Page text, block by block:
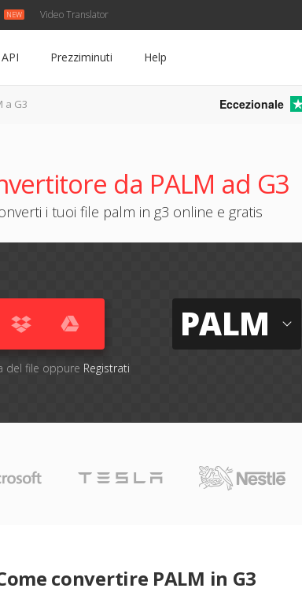
Video Translator
API Prezziminuti Help
a G3 Eccezionale
da PALM ad G3
i tuoi file palm in g3 online e gratis
del file oppure Registrati
PALM
convertire PALM in G3